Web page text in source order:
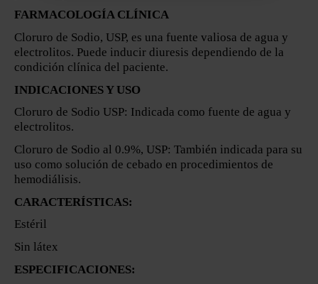
FARMACOLOGÍA CLÍNICA
Cloruro de Sodio, USP, es una fuente valiosa de agua y
electrolitos. Puede inducir diuresis dependiendo de la
condición clínica del paciente.
INDICACIONES Y USO
Cloruro de Sodio USP: Indicada como fuente de agua y
electrolitos.
Cloruro de Sodio al 0.9%, USP: También indicada para su
uso como solución de cebado en procedimientos de
hemodiálisis.
CARACTERÍSTICAS:
Estéril
Sin látex
ESPECIFICACIONES: